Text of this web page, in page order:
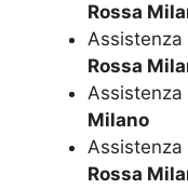
Rossa
Assistenza
Rossa
Assistenza
Milano
Assistenza
Rossa